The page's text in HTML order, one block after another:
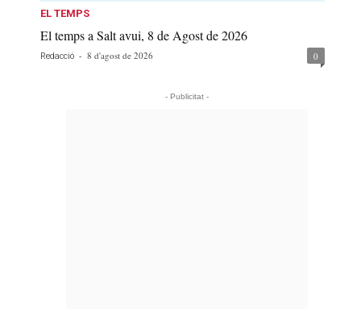
EL TEMPS
El temps a Salt avui, 8 de Agost de 2026
Redacció - 8 d'agost de 2026 0
- Publicitat -